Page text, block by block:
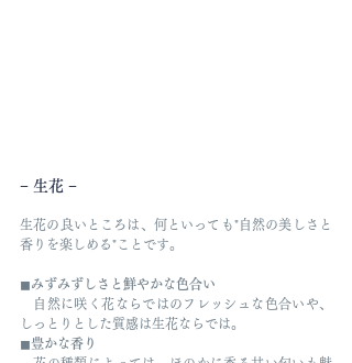
− 生花 −
生花の良いところは、何といっても"自然の美しさと
香りを楽しめる"ことです。
◼︎みずみずしさと鮮やかな色合い
自然に咲く花ならではのフレッシュな色合いや、
しっとりとした質感は生花ならでは。
◼︎豊かな香り